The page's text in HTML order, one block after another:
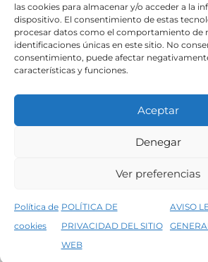
las cookies para almacenar y/o acceder a la
dispositivo. El consentimiento de estas
procesar datos como el comportamiento de
identificaciones únicas en este sitio. No
consentimiento, puede afectar
características y funciones.
Aceptar
Denegar
Ver preferencias
Política de
cookies
POLÍTICA DE
PRIVACIDAD DEL SITIO
WEB
AVISO
5% de descuento en tu primera compra, utiliza el
Condiciones
Política de privacidad del
©2026 Decopintur- todos los